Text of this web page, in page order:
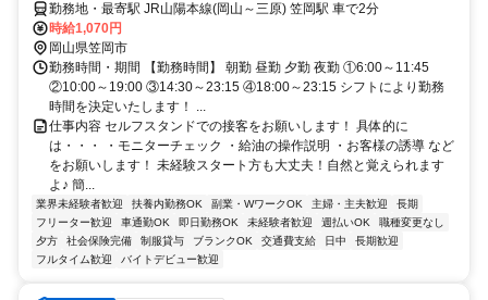
勤務地・最寄駅 JR山陽本線(岡山～三原) 笠岡駅 車で2分
時給1,070円
岡山県笠岡市
勤務時間・期間 【勤務時間】 朝勤 昼勤 夕勤 夜勤 ①6:00～11:45
②10:00～19:00 ③14:30～23:15 ④18:00～23:15 シフトにより勤務
時間を決定いたします！ ...
仕事内容 セルフスタンドでの接客をお願いします！ 具体的に
は・・・ ・モニターチェック ・給油の操作説明 ・お客様の誘導 など
をお願いします！ 未経験スタート方も大丈夫！自然と覚えられます
よ♪ 簡...
業界未経験者歓迎 扶養内勤務OK 副業・WワークOK 主婦・主夫歓迎
長期
フリーター歓迎
車通勤OK 即日勤務OK 未経験者歓迎 週払いOK
職種変更なし
夕方
社会保険完備 制服貸与 ブランクOK 交通費支給 日中
長期歓迎
フルタイム歓迎
バイトデビュー歓迎